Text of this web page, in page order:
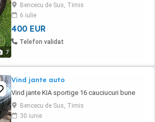
7
cauciucuri bune vara 200 euro neg
Bencecu de Sus, Timis
6 iulie
400 EUR
Telefon validat
Vind jante auto
Vind jante KIA sportige 16 cauciucuri bune
Bencecu de Sus, Timis
30 iunie